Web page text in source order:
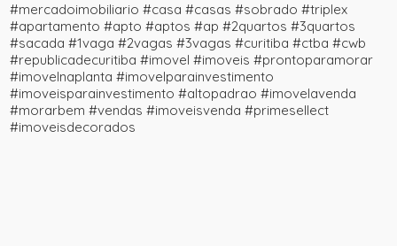
#mercadoimobiliario #casa #casas #sobrado #triplex
#apartamento #apto #aptos #ap #2quartos #3quartos
#sacada #1vaga #2vagas #3vagas #curitiba #ctba #cwb
#republicadecuritiba #imovel #imoveis #prontoparamorar
#imovelnaplanta #imovelparainvestimento
#imoveisparainvestimento #altopadrao #imovelavenda
#morarbem #vendas #imoveisvenda #primesellect
#imoveisdecorados